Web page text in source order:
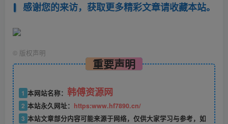
感谢您的来访，获取更多精彩文章请收藏本站。
© 版权声明
重要声明
1 本网站名称： 韩傅资源网
2 本站永久网址： https:www.hf7890.cn/
3 本站文章部分内容可能来源于网络，仅供大家学习与参考，如